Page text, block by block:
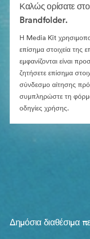
Καλώς ορίσατε
Brandfolder.
Η Media Kit
επίσημα στοιχεία της
εμφανίζονται είναι
ζητήσετε επίσημα
σύνδεσμο αίτησης
συμπληρώστε τη
οδηγίες χρήσης.
Δημόσια διαθέσιμα